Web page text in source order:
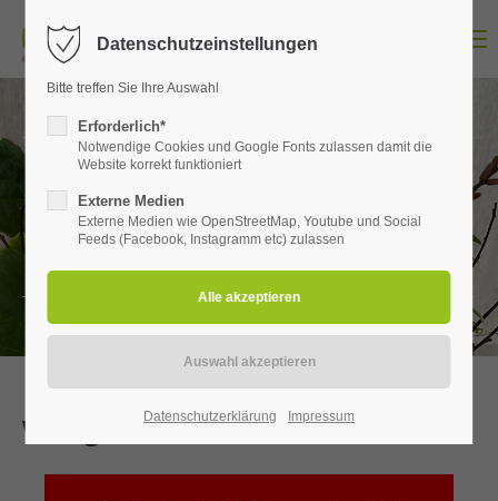
Neues
Aus unserem Blumenhaus
Was gibts Neues?
Datenschutzeinstellungen
Bitte treffen Sie Ihre Auswahl
Erforderlich*
Notwendige Cookies und Google Fonts zulassen damit die
Website korrekt funktioniert
Externe Medien
Externe Medien wie OpenStreetMap, Youtube und Social
Feeds (Facebook, Instagramm etc) zulassen
Datenschutzerklärung Impressum